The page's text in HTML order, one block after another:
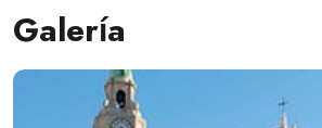
Galería